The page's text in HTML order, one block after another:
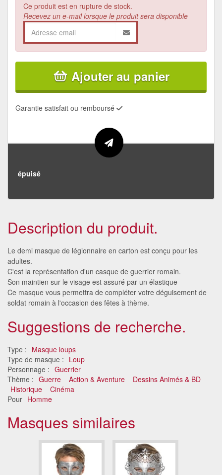
Ce produit est en rupture de stock.
Recevez un e-mail lorsque le produit sera disponible
Ajouter au panier
Garantie satisfait ou remboursé
épuisé
Description du produit.
Le demi masque de légionnaire en carton est conçu pour les
adultes.
C'est la représentation d'un casque de guerrier romain.
Son maintien sur le visage est assuré par un élastique
Ce masque vous permettra de compléter votre déguisement de
soldat romain à l'occasion des fêtes à thème.
Suggestions de recherche.
Type : Masque loups
Type de masque : Loup
Personnage : Guerrier
Thème : Guerre Action & Aventure
Dessins Animés & BD
Historique
Cinéma
Pour Homme
Masques similaires